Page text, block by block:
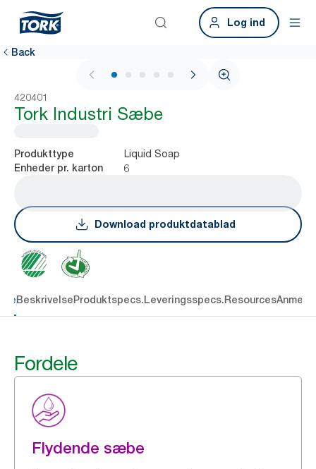
Log ind
Back
1 / 6
420401
Tork Industri Sæbe
Produkttype Liquid Soap
Enheder pr. karton 6
Download produktdatablad
BeskrivelseProduktspecs.Leveringsspecs.Resources
Fordele
Flydende sæbe